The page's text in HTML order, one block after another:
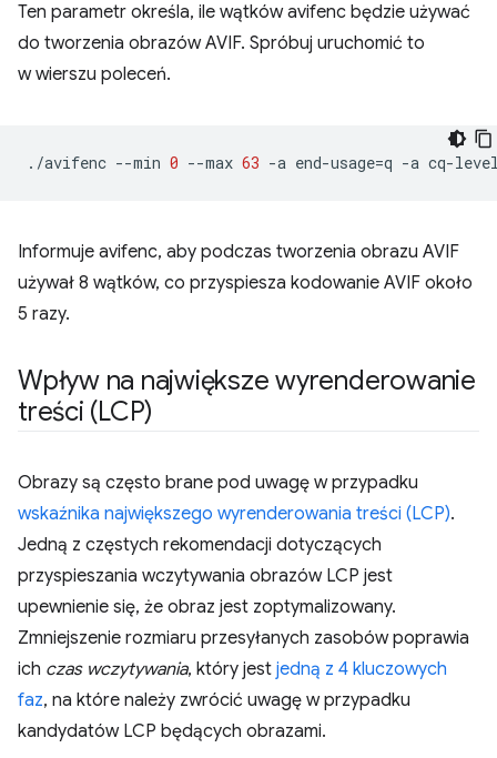
Ten parametr określa, ile wątków avifenc będzie używać
do tworzenia obrazów AVIF. Spróbuj uruchomić to
w wierszu poleceń.
./avifenc --min 0 --max 63 -a end-usage=q -a cq-
Informuje avifenc, aby podczas tworzenia obrazu AVIF
używał 8 wątków, co przyspiesza kodowanie AVIF około
5 razy.
Wpływ na największe wyrenderowanie
treści (LCP)
Obrazy są często brane pod uwagę w przypadku
wskaźnika największego wyrenderowania treści (LCP).
Jedną z częstych rekomendacji dotyczących
przyspieszania wczytywania obrazów LCP jest
upewnienie się, że obraz jest zoptymalizowany.
Zmniejszenie rozmiaru przesyłanych zasobów poprawia
ich czas wczytywania, który jest jedną z 4 kluczowych
faz, na które należy zwrócić uwagę w przypadku
kandydatów LCP będących obrazami.